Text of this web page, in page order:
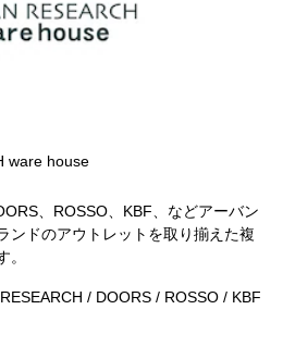
ware house
、ROSSO、KBF、などアーバン
ンドのアウトレットを取り揃えた複
。
/ DOORS / ROSSO / KBF